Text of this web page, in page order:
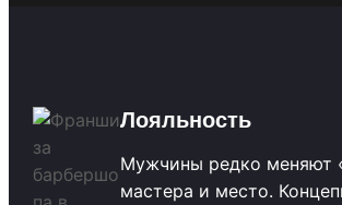
Лояльность
Мужчины редко меняют
мастера и место.